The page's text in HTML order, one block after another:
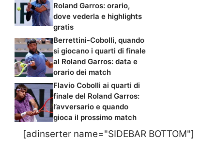
Roland Garros: orario,
dove vederla e highlights
gratis
Berrettini-Cobolli, quando
si giocano i quarti di finale
al Roland Garros: data e
orario dei match
Flavio Cobolli ai quarti di
finale del Roland Garros:
l’avversario e quando
gioca il prossimo match
[adinserter name="SIDEBAR BOTTOM"]